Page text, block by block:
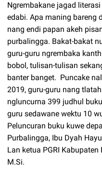
Ngrembakane jagad
edabi. Apa maning bareng
nang endi papan akeh
purbalingga. Bakat-bakat
guru-guru ngrembaka
bobol, tulisan-tulisan
banter banget. Puncake
2019, guru-guru nang
ngluncurna 399 judhul
guru sedawane wektu 10
Peluncuran buku kuwe
Purbalingga, Ibu Dyah
Lan ketua PGRI
M.Si.